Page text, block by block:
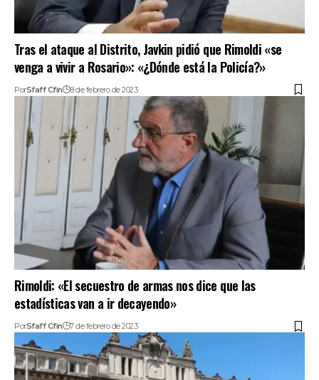
Tras el ataque al Distrito, Javkin pidió que Rimoldi «se
venga a vivir a Rosario»: «¿Dónde está la Policía?»
PorSfaff Cfin 8 de febrero de 2023
Rimoldi: «El secuestro de armas nos dice que las
estadísticas van a ir decayendo»
PorSfaff Cfin 7 de febrero de 2023